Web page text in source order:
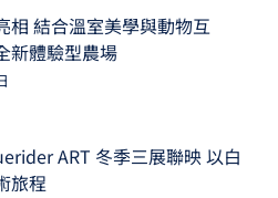
相 結合溫室美學與動物互
體驗型農場
ART 冬季三展聯映 以白
旅程